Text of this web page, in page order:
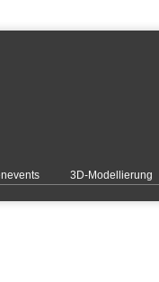
3D-Modellierung